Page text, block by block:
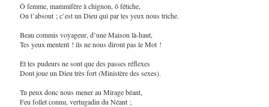
Ô femme, mammifère à chignon, ô fétiche,
On t’absout ; c’est un Dieu qui par tes yeux nous triche.
Beau commis voyageur, d’une Maison là-haut,
Tes yeux mentent ! ils ne nous diront pas le Mot !
Et tes pudeurs ne sont que des passes réflexes
Dont joue un Dieu très fort (Ministère des sexes).
Tu peux donc nous mener au Mirage béant,
Feu follet connu, vertugadin du Néant ;